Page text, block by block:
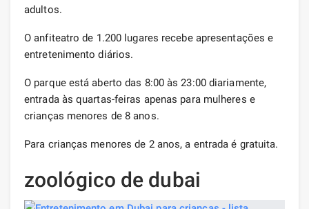
adultos.
O anfiteatro de 1.200 lugares recebe apresentações e
entretenimento diários.
O parque está aberto das 8:00 às 23:00 diariamente,
entrada às quartas-feiras apenas para mulheres e
crianças menores de 8 anos.
Para crianças menores de 2 anos, a entrada é gratuita.
zoológico de dubai